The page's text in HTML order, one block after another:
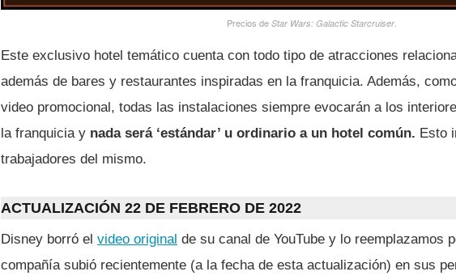
Precios de Star Wars: Galactic Starcruiser.
Este exclusivo hotel temático cuenta con todo tipo de atracciones
además de bares y restaurantes inspiradas en la franquicia. Además,
video promocional, todas las instalaciones siempre evocarán a los
la franquicia y nada será ‘estándar’ u ordinario a un hotel común. Esto
trabajadores del mismo.
ACTUALIZACIÓN 22 DE FEBRERO DE 2022
Disney borró el video original de su canal de YouTube y lo reemplazamos
compañía subió recientemente (a la fecha de esta actualización) en sus